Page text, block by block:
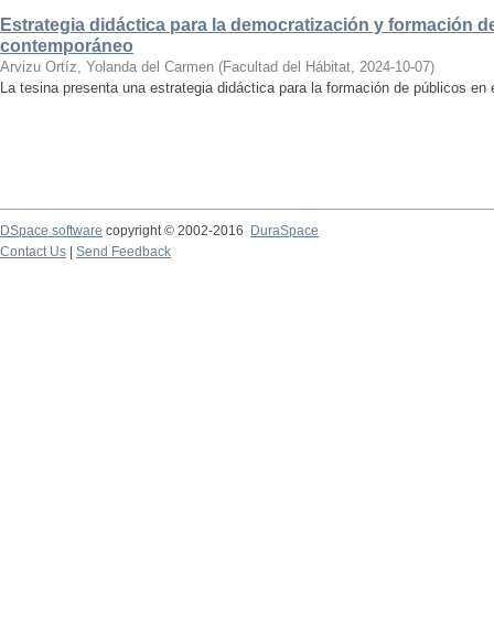
Estrategia didáctica para la democratización y formación
contemporáneo
Arvizu Ortíz, Yolanda del Carmen (Facultad del Hábitat, 2024-10-07)
La tesina presenta una estrategia didáctica para la formación de públicos en
DSpace software copyright © 2002-2016
DuraSpace
Contact Us
Send Feedback